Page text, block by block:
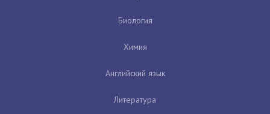
Биология
Химия
Английский язык
Литература